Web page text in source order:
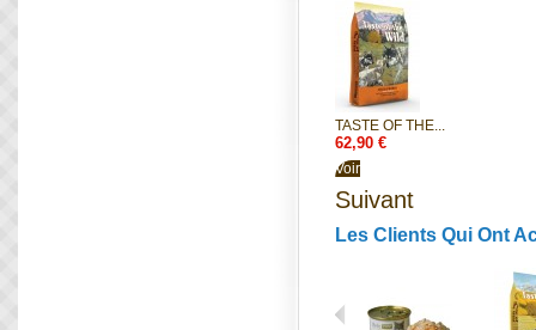
TASTE OF THE...
62,90 €
Voir
Suivant
Les Clients Qui Ont